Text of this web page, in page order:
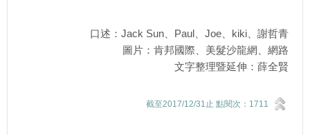
口述：Jack Sun、Paul、Joe、kiki、謝哲青
圖片：肯邦國際、美髮沙龍網、網路
文字整理暨延伸：薛全賢
截至2017/12/31止 點閱次：1711